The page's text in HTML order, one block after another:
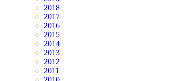
2018
2017
2016
2015
2014
2013
2012
2011
2010